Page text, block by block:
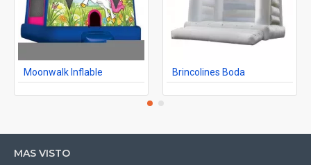
Moonwalk Inflable Brincolines Boda
MAS VISTO